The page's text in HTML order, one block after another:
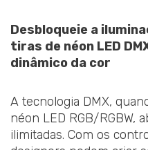
Desbloqueie a
tiras de néon LED
dinâmico da cor
A tecnologia DMX,
néon LED RGB/RGBW,
ilimitadas. Com os